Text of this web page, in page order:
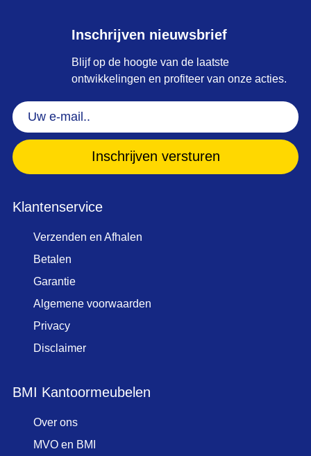
Inschrijven nieuwsbrief
Blijf op de hoogte van de laatste
ontwikkelingen en profiteer van onze acties.
Uw
e-
mail..
Klantenservice
Verzenden en Afhalen
Betalen
Garantie
Algemene voorwaarden
Privacy
Disclaimer
BMI Kantoormeubelen
Over ons
MVO en BMI